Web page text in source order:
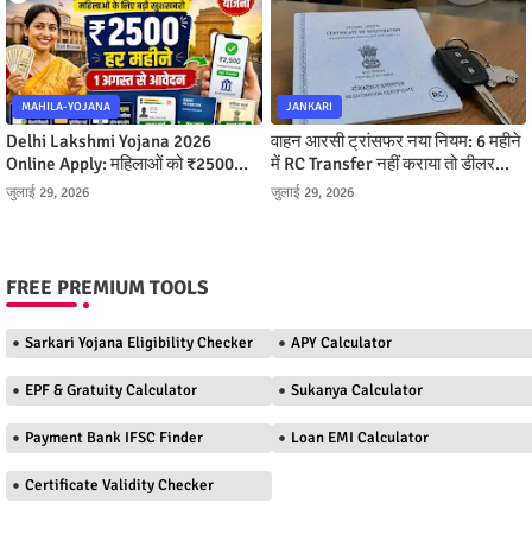
MAHILA-YOJANA
Delhi Lakshmi Yojana 2026
Online Apply: महिलाओं को ₹2500
महीना, ऐसे करें आवेदन
जुलाई 29, 2026
JANKARI
वाहन आरसी ट्रांसफर नया नियम: 6 महीने
में RC Transfer नहीं कराया तो डीलर
बनेगा मालिक, जानें पूरी प्रक्रिया
जुलाई 29, 2026
FREE PREMIUM TOOLS
Sarkari Yojana Eligibility Checker APY Calculator
EPF & Gratuity Calculator Sukanya Calculator
Payment Bank IFSC Finder Loan EMI Calculator
Certificate Validity Checker